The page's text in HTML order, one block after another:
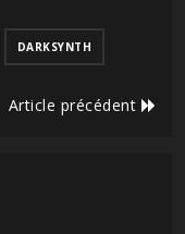
DARKSYNTH
Article précédent